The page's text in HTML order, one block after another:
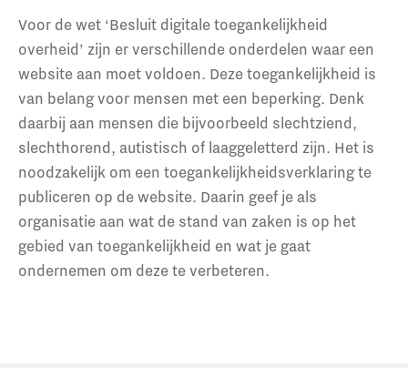
Voor de wet ‘Besluit digitale toegankelijkheid
overheid’ zijn er verschillende onderdelen waar een
website aan moet voldoen. Deze toegankelijkheid is
van belang voor mensen met een beperking. Denk
daarbij aan mensen die bijvoorbeeld slechtziend,
slechthorend, autistisch of laaggeletterd zijn. Het is
noodzakelijk om een toegankelijkheidsverklaring te
publiceren op de website. Daarin geef je als
organisatie aan wat de stand van zaken is op het
gebied van toegankelijkheid en wat je gaat
ondernemen om deze te verbeteren.